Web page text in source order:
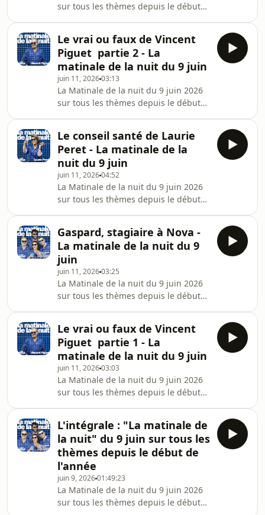
sur tous les thèmes depuis le début
Vincent Piguet !La Matinale de la nuit,
c'est tous les mardis en direct de 22h
à minuit et à tout moment en podcast
et sur YouTube !
Le vrai ou faux de Vincent
Piguet partie 2 - La
matinale de la nuit du 9 juin
juin 11, 202603:13
La Matinale de la nuit du 9 juin 2026
sur tous les thèmes depuis le début
Vincent Piguet !La Matinale de la nuit,
c'est tous les mardis en direct de 22h
à minuit et à tout moment en podcast
et sur YouTube !
Le conseil santé de Laurie
Peret - La matinale de la
nuit du 9 juin
juin 11, 202604:52
La Matinale de la nuit du 9 juin 2026
sur tous les thèmes depuis le début
Vincent Piguet !La Matinale de la nuit,
c'est tous les mardis en direct de 22h
à minuit et à tout moment en podcast
et sur YouTube !
Gaspard, stagiaire à Nova -
La matinale de la nuit du 9
juin
juin 11, 202603:25
La Matinale de la nuit du 9 juin 2026
sur tous les thèmes depuis le début
Vincent Piguet !La Matinale de la nuit,
c'est tous les mardis en direct de 22h
à minuit et à tout moment en podcast
et sur YouTube !
Le vrai ou faux de Vincent
Piguet partie 1 - La
matinale de la nuit du 9 juin
juin 11, 202603:03
La Matinale de la nuit du 9 juin 2026
sur tous les thèmes depuis le début
Vincent Piguet !La Matinale de la nuit,
c'est tous les mardis en direct de 22h
à minuit et à tout moment en podcast
et sur YouTube !
L'intégrale : "La matinale de
la nuit" du 9 juin sur tous les
thèmes depuis le début de
l'année
juin 9, 202601:49:23
La Matinale de la nuit du 9 juin 2026
sur tous les thèmes depuis le début